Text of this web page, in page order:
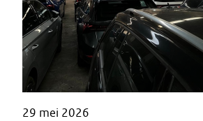
29 mei 2026